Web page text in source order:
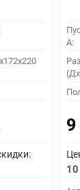
- прямая 3 -
A: